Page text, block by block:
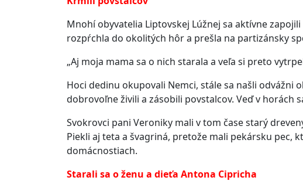
Mnohí obyvatelia Liptovskej Lúžnej sa aktívne
rozpŕchla do okolitých hôr a prešla na partizánsky
„Aj moja mama sa o nich starala a veľa si preto
Hoci dedinu okupovali Nemci, stále sa našli
dobrovoľne živili a zásobili povstalcov. Veď v horách
Svokrovci pani Veroniky mali v tom čase starý
Piekli aj teta a švagriná, pretože mali pekársku pec,
domácnostiach.
Starali sa o ženu a dieťa Antona Cipricha